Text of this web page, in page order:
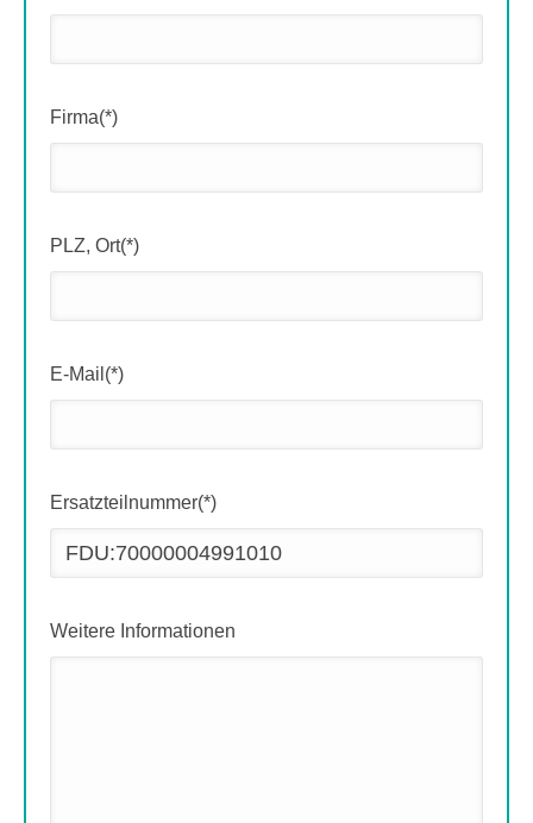
Firma(*)
PLZ, Ort(*)
E-Mail(*)
Ersatzteilnummer(*)
Weitere Informationen